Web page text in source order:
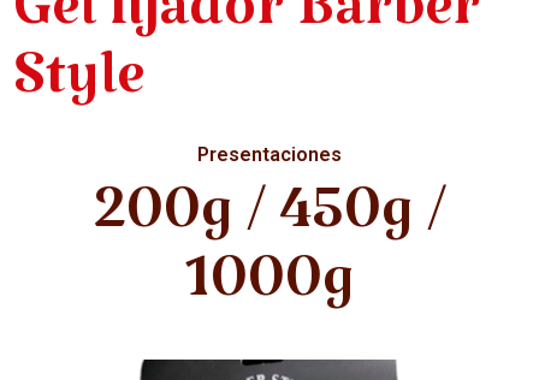
Gel fijador Barber
Style
Presentaciones
200g / 450g /
1000g